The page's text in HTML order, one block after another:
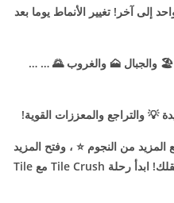
آخر! تغيير الأنماط يوما بعد
🏖 والجبال 🗻 والغروب 🌄 … …
💡 والتراجع والمعززات القوية!
من النجوم ⭐️ ، وفتح المزيد
من خرائط العالم 🗺 واستمتع بوقت عقلك! ابدأ رحلة Tile Crush مع Tile